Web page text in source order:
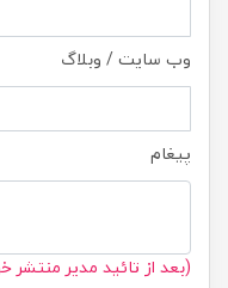
وب سایت / وبلاگ
پیغام
(بعد از تائید مدیر منتشر